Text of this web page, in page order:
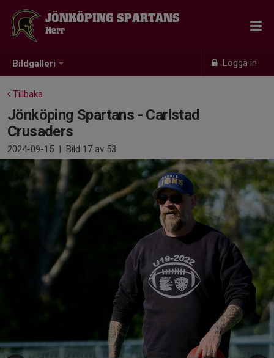
Bildgalleri Logga in
JÖNKÖPING SPARTANS
Herr
Tillbaka
Jönköping Spartans - Carlstad
Crusaders
2024-09-15 | Bild 17 av 53